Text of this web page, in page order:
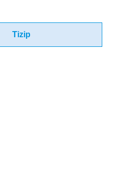
Tizip